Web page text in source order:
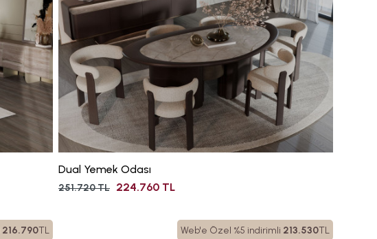
216.790TL
Dual Yemek Odası
251.720 TL 224.760 TL
Web'e Özel %5 indirimli 213.530TL